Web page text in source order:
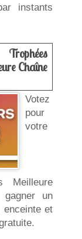
instants
Chaîne
Votez
pour
votre
Meilleure
gagner un
enceinte et